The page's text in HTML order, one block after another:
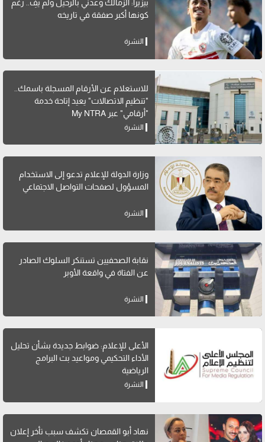
بيزيرا: الزمالك وعدني بالرحيل ولم يفِ.. رغم
كونها أكبر صفقة في تاريخه
النشرة
للاستعلام عن الأرقام المسجلة باسمك..
"تنظيم الاتصالات" يعيد إتاحة خدمة
"أرقامي" عبر My NTRA
النشرة
وزارة الدولة للإعلام تدعو إلى الاستخدام
المسؤول لصفحات التواصل الاجتماعي
النشرة
نقابة الصحفيين تستنكر السلوك الصادر
عن الفتاة في واقعة الأوبر
النشرة
الأعلى للإعلام: ضوابط جديدة بشأن تحليل
الأداء التحكيمي ومواعيد بث البرامج
الرياضية
النشرة
نهاد أبو القمصان تكشف سبب تأخر إعلان